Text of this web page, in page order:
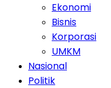
Ekonomi
Bisnis
Korporasi
UMKM
Nasional
Politik